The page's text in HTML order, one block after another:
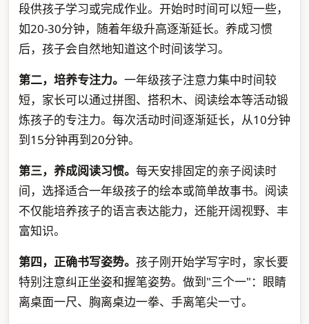
段供孩子学习或完成作业。开始时时间可以短一些，
如20-30分钟，随着年级升高逐渐延长。养成习惯
后，孩子会自然地知道这个时间该学习。
第二，培养专注力。 一年级孩子注意力集中时间较
短，家长可以通过拼图、搭积木、阅读绘本等活动锻
炼孩子的专注力。每次活动时间逐渐延长，从10分钟
到15分钟再到20分钟。
第三，养成阅读习惯。 每天安排固定的亲子阅读时
间，选择适合一年级孩子的绘本或简单故事书。阅读
不仅能培养孩子的语言表达能力，还能开阔视野、丰
富知识。
第四，正确书写姿势。 孩子刚开始学写字时，家长要
特别注意纠正坐姿和握笔姿势。做到"三个一"：眼睛
离桌面一尺、胸离桌边一拳、手离笔尖一寸。